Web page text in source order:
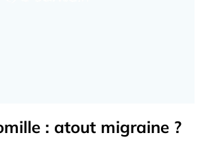
: atout migraine ?